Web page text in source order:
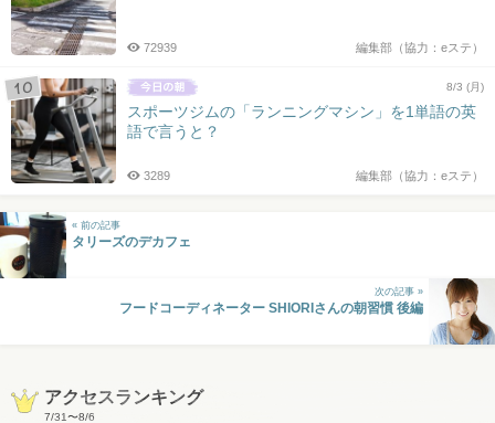
編集部（協力：eステ）
72939
8/3 (月)
スポーツジムの「ランニングマシン」を1単語の英
語で言うと？
編集部（協力：eステ）
3289
« 前の記事
タリーズのデカフェ
次の記事 »
フードコーディネーター SHIORIさんの朝習慣 後編
アクセスランキング
7/31〜8/6